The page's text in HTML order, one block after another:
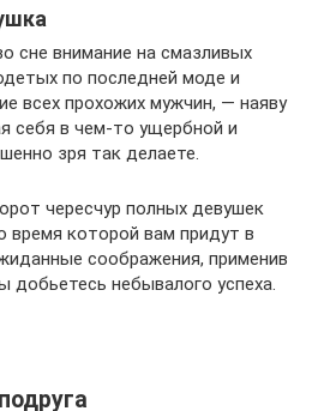
сне внимание на смазливых
по последней моде и
всех прохожих мужчин, — наяву
себя в чем-то ущербной и
зря так делаете.
чересчур полных девушек
время которой вам придут в
соображения, применив
добьетесь небывалого успеха.